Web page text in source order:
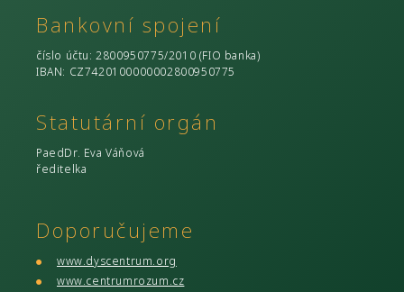
Bankovní spojení
číslo účtu: 2800950775/2010 (FIO banka)
IBAN: CZ7420100000002800950775
Statutární orgán
PaedDr. Eva Váňová
ředitelka
Doporučujeme
www.dyscentrum.org
www.centrumrozum.cz